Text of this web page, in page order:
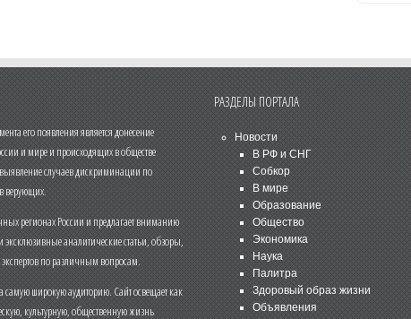
его появления является донесение
и мире и происходящих в обществе
случаев дискриминации по
верующих.
регионах России и предлагает вниманию
аналитические статьи, обзоры,
по различным вопросам.
широкую аудиторию. Сайт освещает как
культурную, общественную жизнь
РАЗДЕЛЫ ПОРТАЛА
Новости
В РФ и СНГ
Собкор
В мире
Образование
Общество
Экономика
Наука
Палитра
Здоровый образ жизни
Объявления